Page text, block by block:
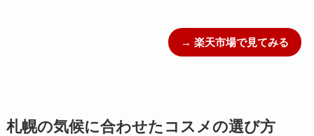
→ 楽天市場で見てみる
札幌の気候に合わせたコスメの選び方